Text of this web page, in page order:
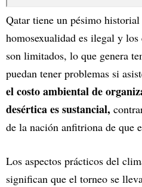
Qatar tiene un pésimo
homosexualidad es ilegal y los
son limitados, lo que genera
puedan tener problemas si
el costo ambiental de
desértica es sustancial,
de la nación anfitriona de que
Los aspectos prácticos del
significan que el torneo se